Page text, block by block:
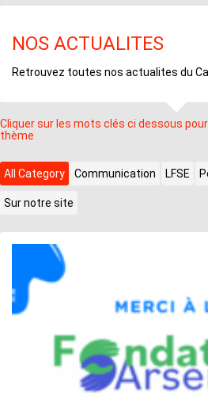
NOS ACTUALITES
Retrouvez toutes nos actualites du
Cliquer sur les mots clés ci dessous
thème
All Category Communication LFSE
Sur notre site